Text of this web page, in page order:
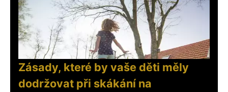
Zásady, které by vaše děti měly
dodržovat při skákání na